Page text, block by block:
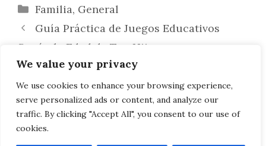
We value your privacy
We use cookies to enhance your browsing experience,
serve personalized ads or content, and analyze our
traffic. By clicking "Accept All", you consent to our use of
cookies.
Categorías
Familia, General
Guía Práctica de Juegos Educativos
Según la Edad de Tus Hijos
100 Actividades Educativas para
Estimular y Educar a Niños de Todas las
Edades